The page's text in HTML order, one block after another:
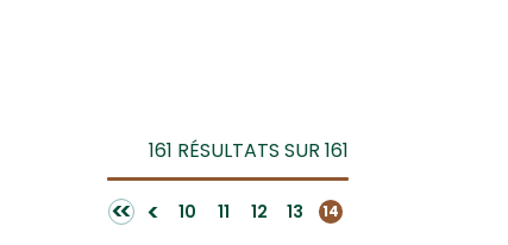
161 RÉSULTATS SUR 161
<< < 10 11 12 13 14